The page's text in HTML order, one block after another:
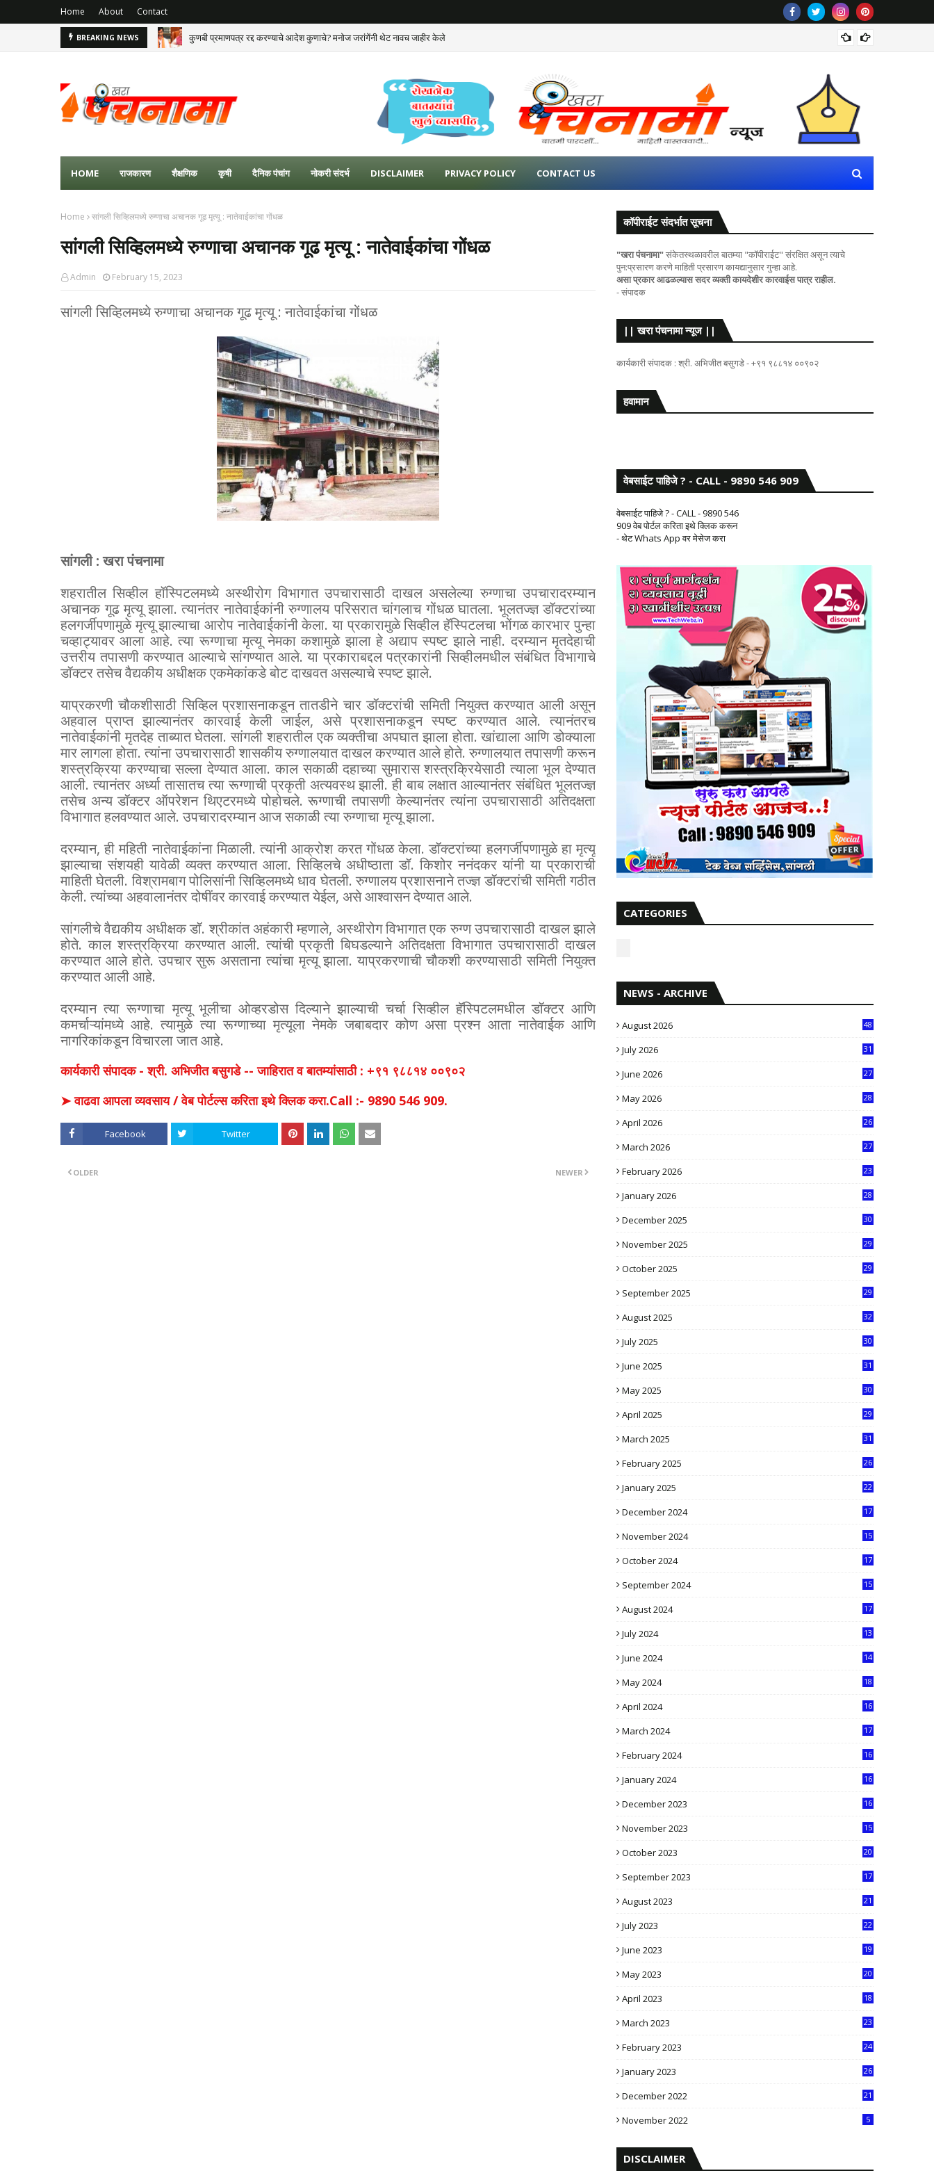
Home About Contact
BREAKING NEWS कुणबी प्रमाणपत्र रद्द करण्याचे आदेश कुणाचे? मनोज जरांगेंनी थेट नावच जाहीर केले
HOME राजकारण शैक्षणिक कृषी दैनिक पंचांग नोकरी संदर्भ DISCLAIMER PRIVACY POLICY CONTACT US
Home सांगली सिव्हिलमध्ये रुग्णाचा अचानक गूढ मृत्यू : नातेवाईकांचा गोंधळ
सांगली सिव्हिलमध्ये रुग्णाचा अचानक गूढ मृत्यू : नातेवाईकांचा गोंधळ
Admin February 15, 2023
सांगली सिव्हिलमध्ये रुग्णाचा अचानक गूढ मृत्यू : नातेवाईकांचा गोंधळ
सांगली : खरा पंचनामा
शहरातील सिव्हील हॉस्पिटलमध्ये अस्थीरोग विभागात उपचारासाठी दाखल असलेल्या रुग्णाचा उपचारादरम्यान
अचानक गूढ मृत्यू झाला. त्यानंतर नातेवाईकांनी रुग्णालय परिसरात चांगलाच गोंधळ घातला. भूलतज्ज्ञ डॉक्टरांच्या
हलगर्जीपणामुळे मृत्यू झाल्याचा आरोप नातेवाईकांनी केला. या प्रकारामुळे सिव्हील हॅस्पिटलचा भोंगळ कारभार पुन्हा
चव्हाट्यावर आला आहे. त्या रूग्णाचा मृत्यू नेमका कशामुळे झाला हे अद्याप स्पष्ट झाले नाही. दरम्यान मृतदेहाची
उत्तरीय तपासणी करण्यात आल्याचे सांगण्यात आले. या प्रकाराबद्दल पत्रकारांनी सिव्हीलमधील संबंधित विभागाचे
डॉक्टर तसेच वैद्यकीय अधीक्षक एकमेकांकडे बोट दाखवत असल्याचे स्पष्ट झाले.
याप्रकरणी चौकशीसाठी सिव्हिल प्रशासनाकडून तातडीने चार डॉक्टरांची समिती नियुक्त करण्यात आली असून
अहवाल प्राप्त झाल्यानंतर कारवाई केली जाईल, असे प्रशासनाकडून स्पष्ट करण्यात आले. त्यानंतरच
नातेवाईकांनी मृतदेह ताब्यात घेतला. सांगली शहरातील एक व्यक्तीचा अपघात झाला होता. खांद्याला आणि डोक्याला
मार लागला होता. त्यांना उपचारासाठी शासकीय रुग्णालयात दाखल करण्यात आले होते. रुग्णालयात तपासणी करून
शस्त्रक्रिया करण्याचा सल्ला देण्यात आला. काल सकाळी दहाच्या सुमारास शस्त्रक्रियेसाठी त्याला भूल देण्यात
आली. त्यानंतर अर्ध्या तासातच त्या रूग्णाची प्रकृती अत्यवस्थ झाली. ही बाब लक्षात आल्यानंतर संबंधित भूलतज्ज्ञ
तसेच अन्य डॉक्टर ऑपरेशन थिएटरमध्ये पोहोचले. रूग्णाची तपासणी केल्यानंतर त्यांना उपचारासाठी अतिदक्षता
विभागात हलवण्यात आले. उपचारादरम्यान आज सकाळी त्या रुग्णाचा मृत्यू झाला.
दरम्यान, ही महिती नातेवाईकांना मिळाली. त्यांनी आक्रोश करत गोंधळ केला. डॉक्टरांच्या हलगर्जीपणामुळे हा मृत्यू
झाल्याचा संशयही यावेळी व्यक्त करण्यात आला. सिव्हिलचे अधीष्ठाता डॉ. किशोर ननंदकर यांनी या प्रकाराची
माहिती घेतली. विश्रामबाग पोलिसांनी सिव्हिलमध्ये धाव घेतली. रुग्णालय प्रशासनाने तज्ज्ञ डॉक्टरांची समिती गठीत
केली. त्यांच्या अहवालानंतर दोषींवर कारवाई करण्यात येईल, असे आश्‍वासन देण्यात आले.
सांगलीचे वैद्यकीय अधीक्षक डॉ. श्रीकांत अहंकारी म्हणाले, अस्थीरोग विभागात एक रुग्ण उपचारासाठी दाखल झाले
होते. काल शस्त्रक्रिया करण्यात आली. त्यांची प्रकृती बिघडल्याने अतिदक्षता विभागात उपचारासाठी दाखल
करण्यात आले होते. उपचार सुरू असताना त्यांचा मृत्यू झाला. याप्रकरणाची चौकशी करण्यासाठी समिती नियुक्त
करण्यात आली आहे.
दरम्यान त्या रूग्णाचा मृत्यू भूलीचा ओव्हरडोस दिल्याने झाल्याची चर्चा सिव्हील हॅस्पिटलमधील डॉक्टर आणि
कमर्चाऱ्यांमध्ये आहे. त्यामुळे त्या रूग्णाच्या मृत्यूला नेमके जबाबदार कोण असा प्रश्न आता नातेवाईक आणि
नागरिकांकडून विचारला जात आहे.
कार्यकारी संपादक - श्री. अभिजीत बसुगडे -- जाहिरात व बातम्यांसाठी : +९१ ९८८१४ ००९०२
➤ वाढवा आपला व्यवसाय / वेब पोर्टल्स करिता इथे क्लिक करा.Call :- 9890 546 909.
Facebook Twitter
NEWER
OLDER
कॉपीराईट संदर्भात सूचना
"खरा पंचनामा"संकेतस्थळावरील बातम्या "कॉपीराईट" संरक्षित असून त्याचे
पुन:प्रसारण करणे माहिती प्रसारण कायद्यानुसार गुन्हा आहे.
असा प्रकार आढळल्यास सदर व्यक्ती कायदेशीर कारवाईस पात्र राहील.
- संपादक
|| खरा पंचनामा न्यूज ||
कार्यकारी संपादक : श्री. अभिजीत बसुगडे - +९१ ९८८१४ ००९०२
हवामान
वेबसाईट पाहिजे ? - CALL - 9890 546 909
वेबसाईट पाहिजे ? - CALL - 9890 546
909 वेब पोर्टल करिता इथे क्लिक करून
- थेट Whats App वर मेसेज करा
CATEGORIES
NEWS - ARCHIVE
August 2026 48
July 2026
31
June 2026
27
May 2026
28
April 2026
26
March 2026
27
February 2026
23
January 2026
28
December 2025
30
November 2025
29
October 2025
29
September 2025
29
August 2025
32
July 2025
30
June 2025
31
May 2025
30
April 2025
29
March 2025
31
February 2025
26
January 2025
22
December 2024
17
November 2024
15
October 2024
17
September 2024
15
August 2024
17
July 2024
13
June 2024
14
May 2024
18
April 2024
16
March 2024
17
February 2024
16
January 2024
16
December 2023
16
November 2023
15
October 2023
20
September 2023
17
August 2023
21
July 2023
22
June 2023
19
May 2023
20
April 2023
18
March 2023
23
February 2023
24
January 2023
26
December 2022
21
November 2022 5
DISCLAIMER